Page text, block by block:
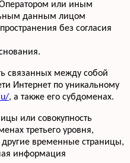
или иным
данным лицом
без согласия
связанных между собой
Интернет по уникальному
, а также его субдоменах.
или совокупность
третьего уровня,
временные страницы,
информация